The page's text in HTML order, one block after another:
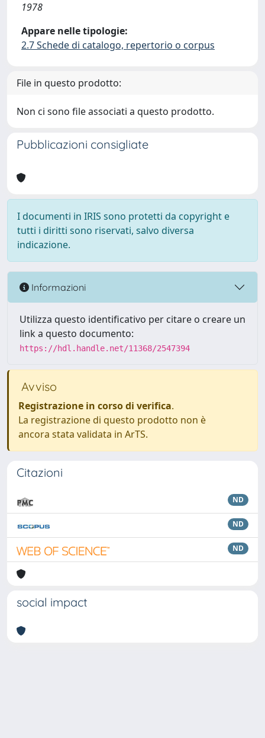
1978
Appare nelle tipologie:
2.7 Schede di catalogo, repertorio o corpus
File in questo prodotto:
Non ci sono file associati a questo prodotto.
Pubblicazioni consigliate
I documenti in IRIS sono protetti da copyright e
tutti i diritti sono riservati, salvo diversa
indicazione.
Informazioni
Utilizza questo identificativo per citare o creare un
link a questo documento:
https://hdl.handle.net/11368/2547394
Avviso
Registrazione in corso di verifica.
La registrazione di questo prodotto non è
ancora stata validata in ArTS.
Citazioni
ND
ND
ND
social impact